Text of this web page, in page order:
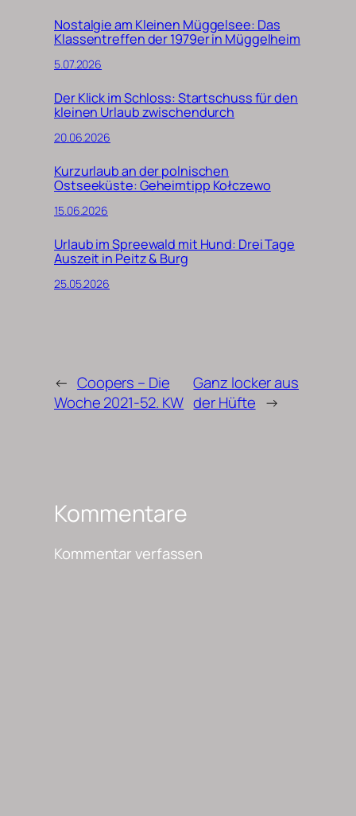
Nostalgie am Kleinen Müggelsee: Das
Klassentreffen der 1979er in Müggelheim
5.07.2026
Der Klick im Schloss: Startschuss für den
kleinen Urlaub zwischendurch
20.06.2026
Kurzurlaub an der polnischen
Ostseeküste: Geheimtipp Kołczewo
15.06.2026
Urlaub im Spreewald mit Hund: Drei Tage
Auszeit in Peitz & Burg
25.05.2026
← Coopers – Die
Woche 2021-52. KW
Ganz locker aus
der Hüfte →
Kommentare
Kommentar verfassen